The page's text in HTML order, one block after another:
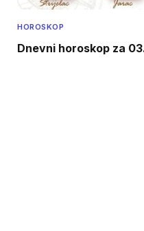
HOROSKOP
Dnevni horoskop za